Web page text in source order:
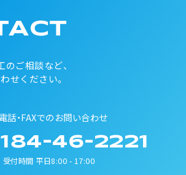
のご相談など、
せください。
話・FAXでのお問い合わせ
46-2221
受付時間 平日8:00 - 17:00